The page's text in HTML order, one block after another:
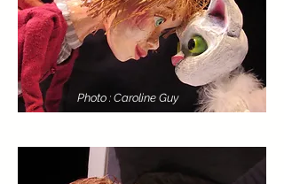
Photo : Caroline Guy